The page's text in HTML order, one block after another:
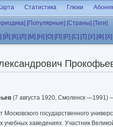
Статистика Глюки
[Популярные] [Страны] [Теги]
[Й] [К] [Л] [М] [Н] [О] [П] [Р] [С] [Т] [У] [Ф] [Х]
(7 августа 1920, Смоленск —1991)
Московского государственного
заведениях. Участник